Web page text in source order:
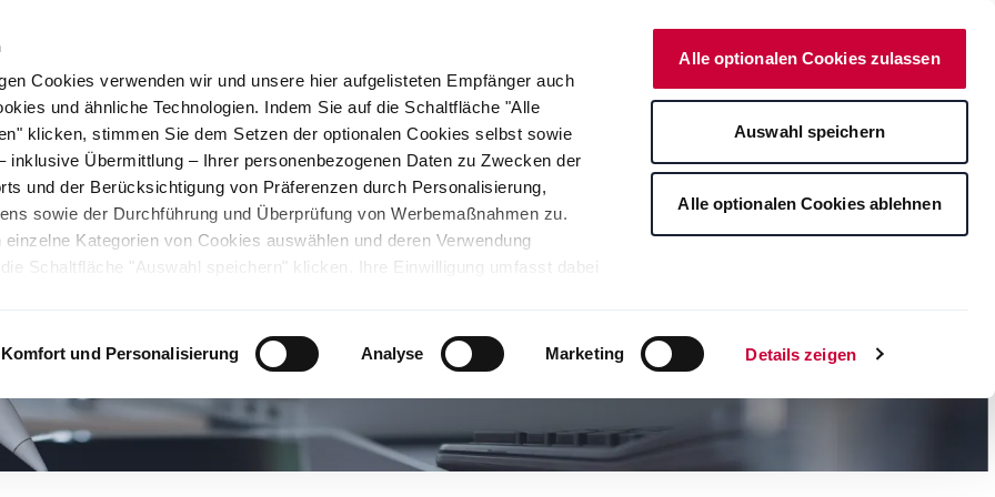
Cookies verwenden wir und unsere hier aufgelisteten Empfänger auch
und ähnliche Technologien. Indem Sie auf die Schaltfläche "Alle
klicken, stimmen Sie dem Setzen der optionalen Cookies selbst sowie
inklusive Übermittlung – Ihrer personenbezogenen Daten zu Zwecken der
und der Berücksichtigung von Präferenzen durch Personalisierung,
sowie der Durchführung und Überprüfung von Werbemaßnahmen zu.
Kategorien von Cookies auswählen und deren Verwendung
Schaltfläche "Auswahl speichern" klicken. Ihre Einwilligung umfasst dabei
können und Ihre Datenschutzrechte eingeschränkt sind. Weitere
Cookies und ähnlichen Technologien sowie zur Verarbeitung Ihrer
z.B. zu den verarbeiteten Daten, den Speicherdauern und den
Sie durch Anklicken von "Details zeigen" oder durch Aufrufen
, die am Ende der Webseite verlinkt ist, wählen und finden. Je nach den
Komfort und Personalisierung Analyse Marketing Details zeigen
Alle optionalen Cookies zulassen
Auswahl speichern
Alle optionalen Cookies ablehnen
Stahl Nachhaltigkeit Karriere Standorte